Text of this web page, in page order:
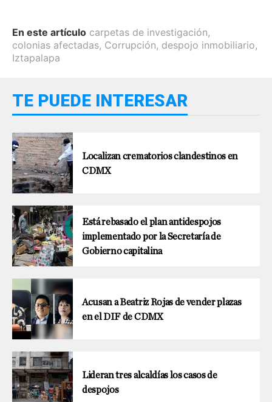
En este artículo carpetas de investigación,
colonias afectadas, Corrupción, despojo inmobiliario,
Iztapalapa
TE PUEDE INTERESAR
Localizan crematorios clandestinos en
CDMX
Está rebasado el plan antidespojos
implementado por la Secretaría de
Gobierno capitalina
Acusan a Beatriz Rojas de vender plazas
en el DIF de CDMX
Lideran tres alcaldías los casos de
despojos